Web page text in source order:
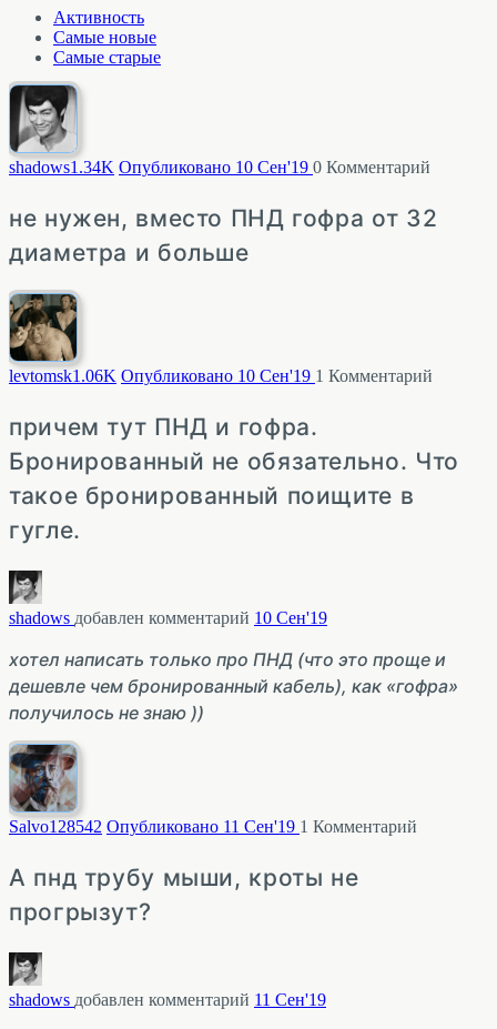
Активность
Самые новые
Самые старые
shadows1.34K Опубликовано 10 Сен'19 0 Комментарий
не нужен, вместо ПНД гофра от 32
диаметра и больше
levtomsk1.06K Опубликовано 10 Сен'19 1 Комментарий
причем тут ПНД и гофра.
Бронированный не обязательно. Что
такое бронированный поищите в
гугле.
shadows добавлен комментарий 10 Сен'19
хотел написать только про ПНД (что это проще и
дешевле чем бронированный кабель), как «гофра»
получилось не знаю ))
Salvo128542 Опубликовано 11 Сен'19 1 Комментарий
А пнд трубу мыши, кроты не
прогрызут?
shadows добавлен комментарий 11 Сен'19